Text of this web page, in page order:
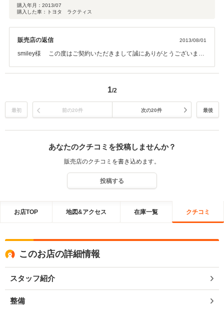
購入年月： 2013/07
購入した車：トヨタ ラクティス
販売店の返信 2013/08/01
smiley様 この度はご契約いただきまして誠にありがとうございまし
価をいただきまして、社員一同心から感謝しております。 何かお困り
1/2
最初 前の20件 次の20件 最後
あなたのクチコミを投稿しませんか？
販売店のクチコミを書き込めます。
投稿する
お店TOP 地図&アクセス 在庫一覧 クチコミ
このお店の詳細情報
スタッフ紹介
整備